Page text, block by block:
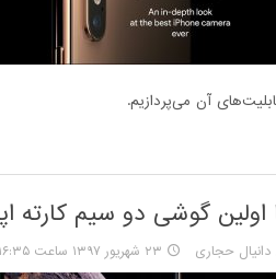
آن می‌پردازیم.
اولین گوشی دو سیم کارته
دانیال حجاری ۲۳ شهریور ۱۳۹۷ ساعت ۱۶:۳۵